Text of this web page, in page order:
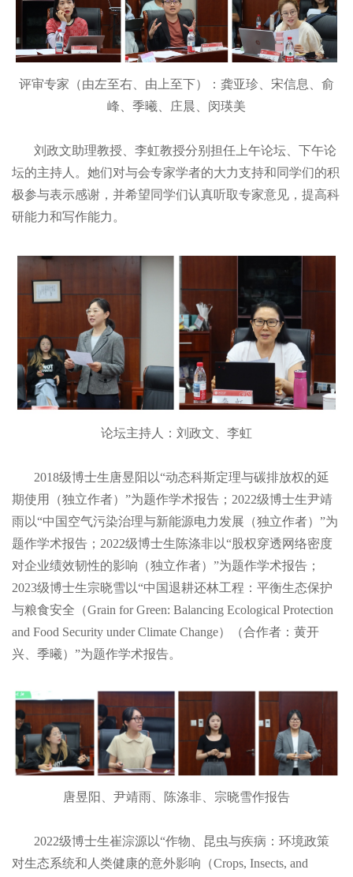
评审专家（由左至右、由上至下）：龚亚珍、宋信息、俞
峰、季曦、庄晨、闵瑛美
刘政文助理教授、李虹教授分别担任上午论坛、下午论
坛的主持人。她们对与会专家学者的大力支持和同学们的积
极参与表示感谢，并希望同学们认真听取专家意见，提高科
研能力和写作能力。
论坛主持人：刘政文、李虹
2018级博士生唐昱阳以“动态科斯定理与碳排放权的延
期使用（独立作者）”为题作学术报告；2022级博士生尹靖
雨以“中国空气污染治理与新能源电力发展（独立作者）”为
题作学术报告；2022级博士生陈涤非以“股权穿透网络密度
对企业绩效韧性的影响（独立作者）”为题作学术报告；
2023级博士生宗晓雪以“中国退耕还林工程：平衡生态保护
与粮食安全（Grain for Green: Balancing Ecological Protection
and Food Security under Climate Change）（合作者：黄开
兴、季曦）”为题作学术报告。
唐昱阳、尹靖雨、陈涤非、宗晓雪作报告
2022级博士生崔淙源以“作物、昆虫与疾病：环境政策
对生态系统和人类健康的意外影响（Crops, Insects, and